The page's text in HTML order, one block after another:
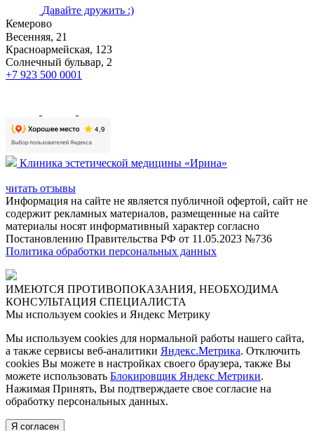
Давайте дружить :)
Кемерово
Весенняя, 21
Красноармейская, 123
Солнечный бульвар, 2
+7 923 500 0001
Клиника эстетической медицины «Ирина»
читать отзывы
Информация на сайте не является публичной офертой, сайт не
содержит рекламных материалов, размещенные на сайте
материалы носят информативный характер согласно
Постановлению Правительства РФ от 11.05.2023 №736
Политика обработки персональных данных
ИМЕЮТСЯ ПРОТИВОПОКАЗАНИЯ, НЕОБХОДИМА
КОНСУЛЬТАЦИЯ СПЕЦИАЛИСТА
Мы используем cookies и Яндекс Метрику
Мы используем cookies для нормальной работы нашего сайта,
а также сервисы веб-аналитики Яндекс.Метрика. Отключить
cookies Вы можете в настройках своего браузера, также Вы
можете использовать Блокировщик Яндекс Метрики.
Нажимая Принять, Вы подтверждаете свое согласие на
обработку персональных данных.
Я согласен